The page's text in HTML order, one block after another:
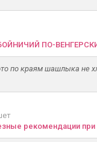
ПО-
по краям шашлыка не
рекомендации при